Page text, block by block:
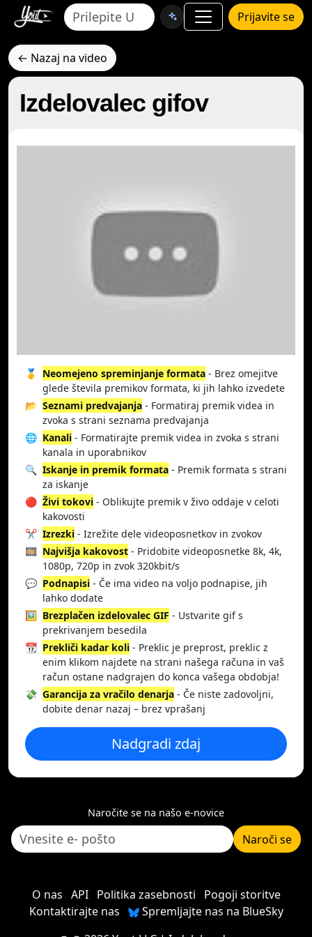
Prijavite se
← Nazaj na video
Izdelovalec gifov
🥇 Neomejeno spreminjanje formata - Brez omejitve
glede števila premikov formata, ki jih lahko izvedete
📂 Seznami predvajanja - Formatiraj premik videa in
zvoka s strani seznama predvajanja
🌐 Kanali - Formatirajte premik videa in zvoka s strani
kanala in uporabnikov
🔍 Iskanje in premik formata - Premik formata s strani
za iskanje
🔴 Živi tokovi - Oblikujte premik v živo oddaje v celoti
kakovosti
✂️ Izrezki - Izrežite dele videoposnetkov in zvokov
🎞️ Najvišja kakovost - Pridobite videoposnetke 8k, 4k,
1080p, 720p in zvok 320kbit/s
💬 Podnapisi - Če ima video na voljo podnapise, jih
lahko dodate
🖼️ Brezplačen izdelovalec GIF - Ustvarite gif s
prekrivanjem besedila
📆 Prekliči kadar koli - Preklic je preprost, preklic z
enim klikom najdete na strani našega računa in vaš
račun ostane nadgrajen do konca vašega obdobja!
💸 Garancija za vračilo denarja - Če niste zadovoljni,
dobite denar nazaj – brez vprašanj
Nadgradi zdaj
Naročite se na našo e-novice
Naroči se
O nas API Politika zasebnosti
Pogoji storitve
Kontaktirajte nas
Spremljajte nas na BlueSky